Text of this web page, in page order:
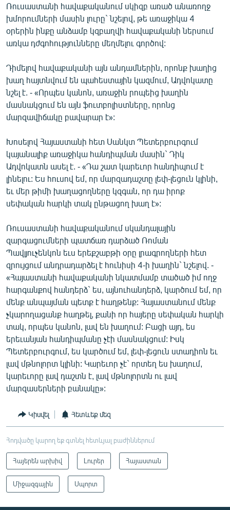
Ռուսաստանի հավաքականում սկիզբ առած անառողջ
խմորումների մասին լուրը` նշելով, թե առաջիկա 4
օրերին ինքը անձամբ կզբաղվի հավաքականի ներսում
առկա դժգոհությունները մեղմելու գործով:
Դիմելով հավաքականի այն անդամներին, որոնք խաղից
խաղ հայտնվում են պահեստային կազմում, Ադվոկատը
նշել է. - «Որպես կանոն, առաջին րոպեից խաղին
մասնակցում են այն ֆուտբոլիստները, որոնց
մարզավիճակը բավարար է»:
Խոսելով Հայաստանի հետ Սանկտ Պետերբուրգում
կայանալիք առաջիկա հանդիպման մասին` Դիկ
Ադվոկատն ասել է. - «Դա շատ կարեւոր հանդիպում է
լինելու: Ես հուսով եմ, որ մարզադաշտը լեփ-լեցուն կլինի,
եւ մեր թիմի խաղացողները կզգան, որ դա իրոք
սեփական հարկի տակ ընթացող խաղ է»:
Ռուսաստանի հավաքականում սկանդալային
զարգացումների պատճառ դարձած Ռոման
Պավլյուչենկոն եւս երեքշաբթի օրը լրագրողների հետ
զրույցում անդրադարձել է հունիսի 4-ի խաղին` նշելով. -
«Հայաստանի հավաքականի նկատմամբ տածած իմ ողջ
հարգանքով հանդերձ` ես, այնուհանդերձ, կարծում եմ, որ
մենք անպայման պետք է հաղթենք: Հայաստանում մենք
չկարողացանք հաղթել, քանի որ հայերը սեփական հարկի
տակ, որպես կանոն, լավ են խաղում: Բացի այդ, ես
երեւանյան հանդիպմանը չէի մասնակցում: Իսկ
Պետերբուրգում, ես կարծում եմ, լեփ-լեցուն ստադիոն եւ
լավ մթնոլորտ կլինի: Կարեւոր չէ` որտեղ ես խաղում,
կարեւորը լավ դաշտն է, լավ մթնոլորտն ու լավ
մարզասերների բանակը»:
Կիսվել Հետևեք մեզ
Հոդվածը կարող եք գտնել հետևյալ բաժիններում
Հայերեն արխիվ Լուրեր Հայաստան
Միջազգային Սպորտ